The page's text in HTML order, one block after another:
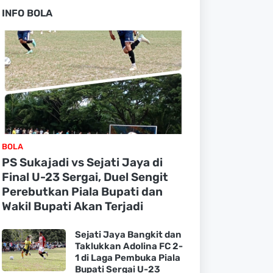
INFO BOLA
BOLA
PS Sukajadi vs Sejati Jaya di
Final U-23 Sergai, Duel Sengit
Perebutkan Piala Bupati dan
Wakil Bupati Akan Terjadi
Sejati Jaya Bangkit dan
Taklukkan Adolina FC 2-
1 di Laga Pembuka Piala
Bupati Sergai U-23